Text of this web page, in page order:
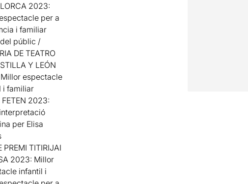
2023:
per a
i familiar
públic /
DE TEATRO
Y LEÓN
espectacle
i familiar
FETEN 2023:
per Elisa
PREMI TITIRIJAI
2023: Millor
infantil i